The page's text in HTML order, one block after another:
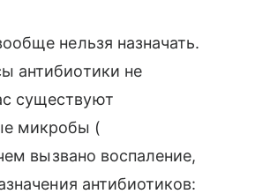
нельзя назначать.
антибиотики не
существуют
микробы (
вызвано воспаление,
антибиотиков: